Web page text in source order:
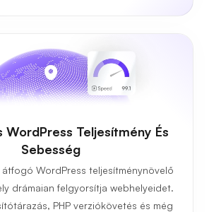
WordPress Teljesítmény És
Sebesség
WordPress teljesítménynövelő
drámaian felgyorsítja webhelyeidet.
PHP verziókövetés és még